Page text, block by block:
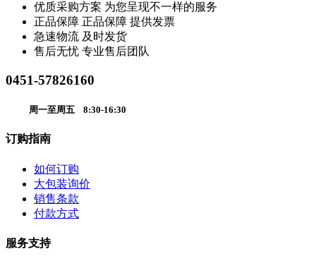
优质采购方案 为您呈现不一样的服务
正品保障 正品保障 提供发票
急速物流 及时发货
售后无忧 专业售后团队
0451-57826160
周一至周五 8:30-16:30
订购指南
如何订购
大包装询价
销售条款
付款方式
服务支持